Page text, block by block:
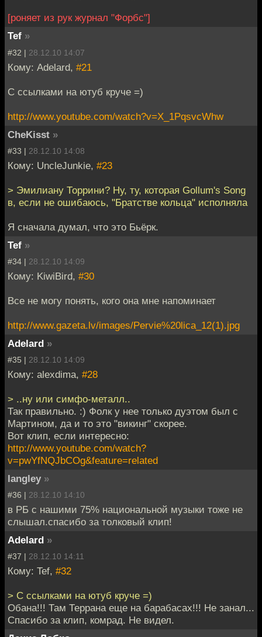
[роняет из рук журнал "Форбс"]
Tef »
#32 | 28.12.10 14:07
Кому: Adelard, #21
C ссылками на ютуб круче =)
http://www.youtube.com/watch?v=X_1PqsvcWhw
CheKisst »
#33 | 28.12.10 14:08
Кому: UncleJunkie, #23
> Эмилиану Торрини? Ну, ту, которая Gollum's Song
в, если не ошибаюсь, "Братстве кольца" исполняла
Я сначала думал, что это Бьёрк.
Tef »
#34 | 28.12.10 14:09
Кому: KiwiBird, #30
Все не могу понять, кого она мне напоминает
http://www.gazeta.lv/images/Pervie%20lica_12(1).jpg
Adelard »
#35 | 28.12.10 14:09
Кому: alexdima, #28
> ..ну или симфо-металл..
Так правильно. :) Фолк у нее только дуэтом был с
Мартином, да и то это "викинг" скорее.
Вот клип, если интересно:
http://www.youtube.com/watch?
v=pwYfNQJbCOg&feature=related
langley »
#36 | 28.12.10 14:10
в РБ с нашими 75% национальной музыки тоже не
слышал.спасибо за толковый клип!
Adelard »
#37 | 28.12.10 14:11
Кому: Tef, #32
> C ссылками на ютуб круче =)
Обана!!! Там Террана еще на барабасах!!! Не занал...
Спасибо за клип, комрад. Не видел.